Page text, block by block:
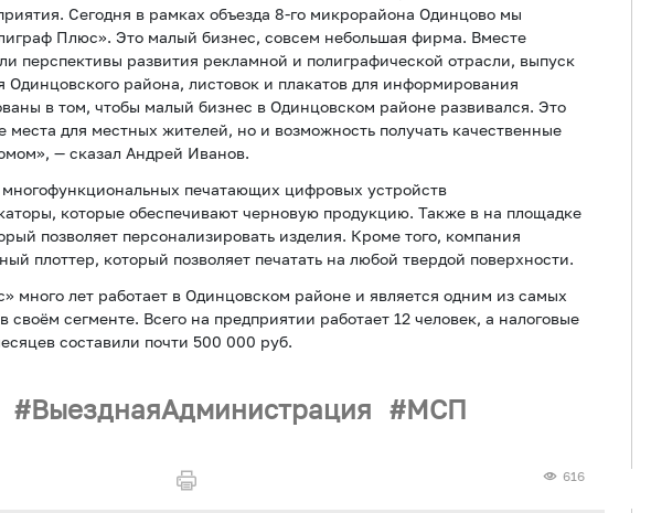
Сегодня в рамках объезда 8-го микрорайона Одинцово мы
Плюс». Это малый бизнес, совсем небольшая фирма. Вместе
перспективы развития рекламной и полиграфической отрасли, выпуск
Одинцовского района, листовок и плакатов для информирования
в том, чтобы малый бизнес в Одинцовском районе развивался. Это
места для местных жителей, но и возможность получать качественные
— сказал Андрей Иванов.
печатающих цифровых устройств
которые обеспечивают черновую продукцию. Также в на площадке
позволяет персонализировать изделия. Кроме того, компания
плоттер, который позволяет печатать на любой твердой поверхности.
много лет работает в Одинцовском районе и является одним из самых
своём сегменте. Всего на предприятии работает 12 человек, а налоговые
составили почти 500 000 руб.
ВыезднаяАдминистрация МСП
616